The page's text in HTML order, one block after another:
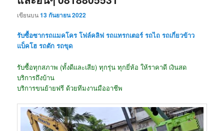
เขียนบน13 กันยายน 2022
รับซื้อซากรถแมคโคร โฟล์คลิฟ รถแทรกเตอร์ รถไถ รถเกี่ยวข้าว
แบ็คโฮ รถตัก รถขุด
รับซื้อทุกสภาพ (ทั้งดีและเสีย) ทุกรุ่น ทุกยี่ห้อ ให้ราคาดี เงินสด
บริการถึงบ้าน
บริการขนย้ายฟรี ด้วยทีมงานมืออาชีพ